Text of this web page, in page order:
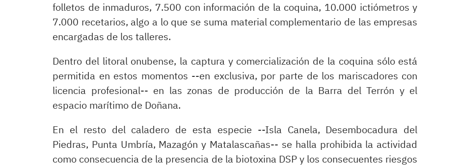
folletos de inmaduros, 7.500 con información de la coquina, 10.000 ictiómetros y
7.000 recetarios, algo a lo que se suma material complementario de las empresas
encargadas de los talleres.
Dentro del litoral onubense, la captura y comercialización de la coquina sólo está
permitida en estos momentos --en exclusiva, por parte de los mariscadores con
licencia profesional-- en las zonas de producción de la Barra del Terrón y el
espacio marítimo de Doñana.
En el resto del caladero de esta especie --Isla Canela, Desembocadura del
Piedras, Punta Umbría, Mazagón y Matalascañas-- se halla prohibida la actividad
como consecuencia de la presencia de la biotoxina DSP y los consecuentes riesgos